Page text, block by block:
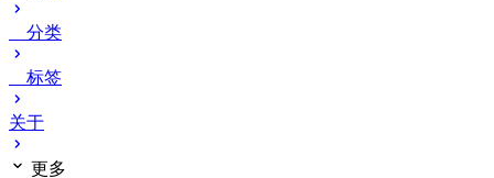
分类
标签
关于
更多